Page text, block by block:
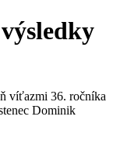
víťazmi 36. ročníka
Dominik